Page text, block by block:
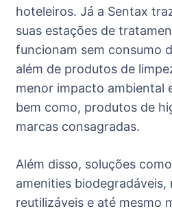
hoteleiros. Já a Sentax
suas estações de
funcionam sem consumo
além de produtos de
menor impacto ambiental
bem como, produtos de
marcas consagradas.
Além disso, soluções
amenities biodegradáveis,
reutilizáveis e até mesmo